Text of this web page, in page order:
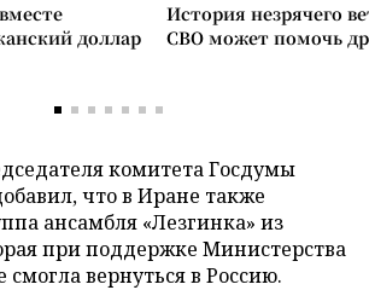
доллар
История незрячего
СВО может помочь
комитета Госдумы
что в Иране также
ансамбля «Лезгинка» из
при поддержке Министерства
вернуться в Россию.